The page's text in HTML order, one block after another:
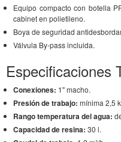
Equipo compacto con botella
cabinet en polietileno.
Boya de seguridad
Válvula By-pass incluida.
Especificaciones
Conexiones: 1" macho.
Presión de trabajo: mínima 2,5
Rango temperatura del agua:
Capacidad de resina: 30 l.